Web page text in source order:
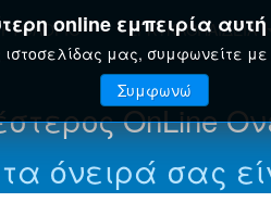
online εμπειρία
μας, συμφωνείτε με
Συμφωνώ
ΕΓΚΥΚΛΟΠΑΊΔΕΙΑ
OnLine
όνειρά σας